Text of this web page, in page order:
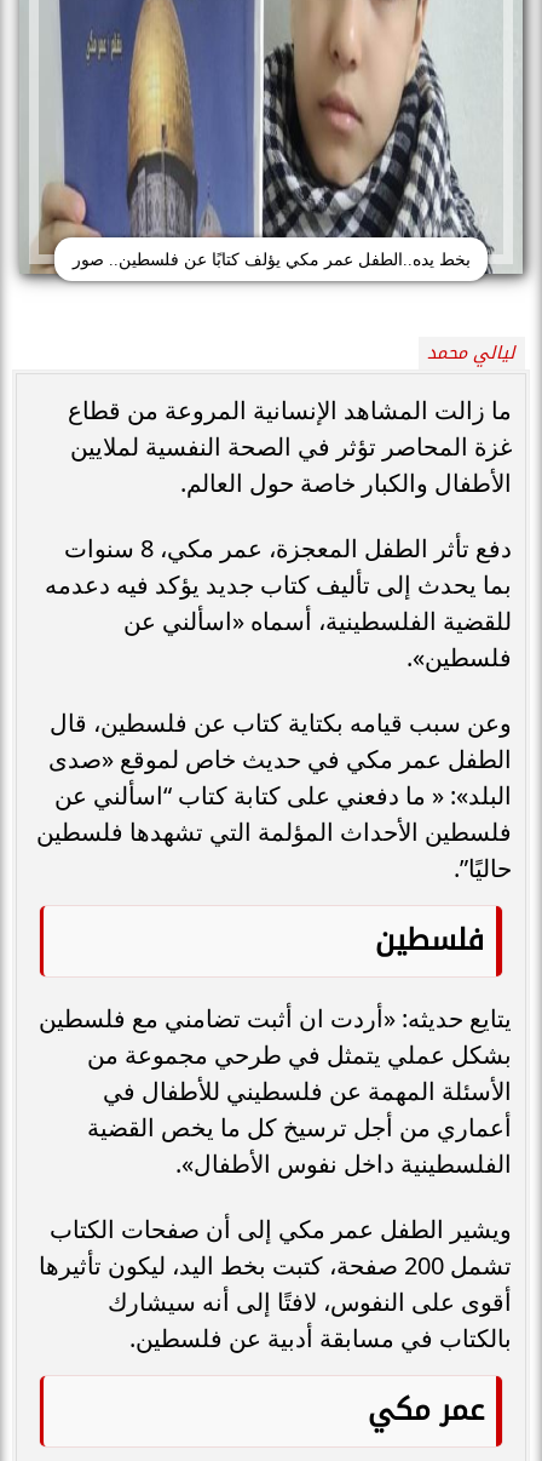
بخط يده..الطفل عمر مكي يؤلف كتابًا عن فلسطين.. صور
ليالي محمد
ما زالت المشاهد الإنسانية المروعة من قطاع
غزة المحاصر تؤثر في الصحة النفسية لملايين
الأطفال والكبار خاصة حول العالم.
دفع تأثر الطفل المعجزة، عمر مكي، 8 سنوات
بما يحدث إلى تأليف كتاب جديد يؤكد فيه دعدمه
للقضية الفلسطينية، أسماه «اسألني عن
فلسطين».
وعن سبب قيامه بكتاية كتاب عن فلسطين، قال
الطفل عمر مكي في حديث خاص لموقع «صدى
البلد»: « ما دفعني على كتابة كتاب “اسألني عن
فلسطين الأحداث المؤلمة التي تشهدها فلسطين
حاليًا”.
فلسطين
يتايع حديثه: «أردت ان أثبت تضامني مع فلسطين
بشكل عملي يتمثل في طرحي مجموعة من
الأسئلة المهمة عن فلسطيني للأطفال في
أعماري من أجل ترسيخ كل ما يخص القضية
الفلسطينية داخل نفوس الأطفال».
ويشير الطفل عمر مكي إلى أن صفحات الكتاب
تشمل 200 صفحة، كتبت بخط اليد، ليكون تأثيرها
أقوى على النفوس، لافتًا إلى أنه سيشارك
بالكتاب في مسابقة أدبية عن فلسطين.
عمر مكي